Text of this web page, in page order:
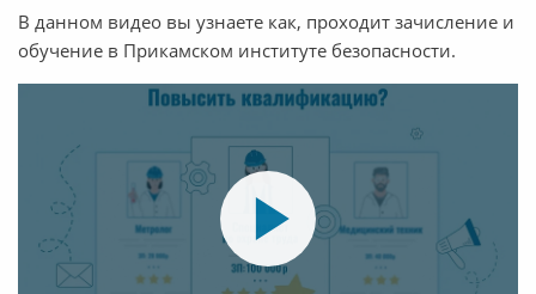
В данном видео вы узнаете как, проходит зачисление и
обучение в Прикамском институте безопасности.